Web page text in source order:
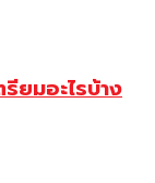
ยมอะไรบ้าง